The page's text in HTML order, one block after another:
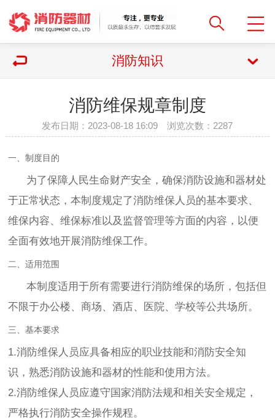
消防知识
消防维保规章制度
发布日期：2023-08-18 16:09 浏览次数： 2287
一、制度目的
为了保障人民生命财产安全，确保消防设施和器材处
于正常状态，本制度规定了消防维保人员的基本要求、
维保内容、维保标准以及监督管理等方面的内容，以便
全面有效地开展消防维保工作。
二、适用范围
本制度适用于所有需要进行消防维保的场所，包括但
不限于办公楼、商场、酒店、医院、学校等公共场所。
三、基本要求
1.消防维保人员应具备相应的职业技能和消防安全知
识，熟悉消防设施和器材的性能和使用方法。
2.消防维保人员应遵守国家消防法规和相关安全规定，
严格执行消防安全操作规程。